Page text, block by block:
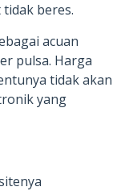
beres.
acuan
pulsa. Harga
tidak akan
yang